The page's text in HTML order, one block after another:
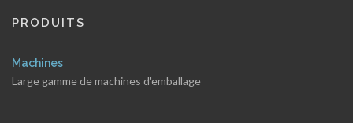
PRODUITS
Machines
Large gamme de machines d'emballage